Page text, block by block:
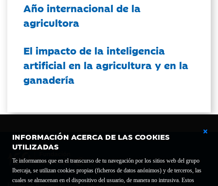
INFORMACIÓN ACERCA DE LAS COOKIES
UTILIZADAS
Te informamos que en el transcurso de tu navegación por los sitios web del grupo
Ibercaja, se utilizan cookies propias (ficheros de datos anónimos) y de terceros, las
cuales se almacenan en el dispositivo del usuario, de manera no intrusiva. Estos
Año internacional de la
agricultora
El impacto de la inteligencia
artificial en la agricultura y en la
ganadería